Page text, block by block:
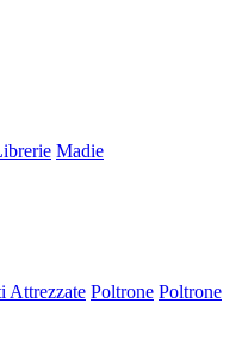
Madie
Attrezzate Poltrone Poltrone